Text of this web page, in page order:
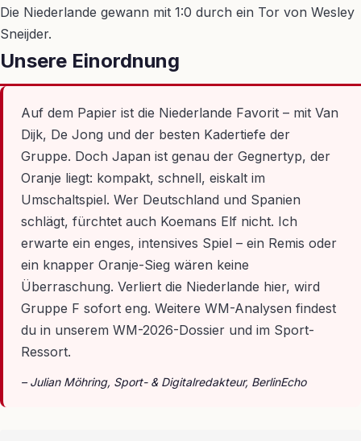
Die Niederlande gewann mit 1:0 durch ein Tor von Wesley
Sneijder.
Unsere Einordnung
Auf dem Papier ist die Niederlande Favorit – mit Van
Dijk, De Jong und der besten Kadertiefe der
Gruppe. Doch Japan ist genau der Gegnertyp, der
Oranje liegt: kompakt, schnell, eiskalt im
Umschaltspiel. Wer Deutschland und Spanien
schlägt, fürchtet auch Koemans Elf nicht. Ich
erwarte ein enges, intensives Spiel – ein Remis oder
ein knapper Oranje-Sieg wären keine
Überraschung. Verliert die Niederlande hier, wird
Gruppe F sofort eng. Weitere WM-Analysen findest
du in unserem WM-2026-Dossier und im Sport-
Ressort.
– Julian Möhring, Sport- & Digitalredakteur, BerlinEcho